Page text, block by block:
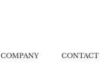
COMPANY CONTACT